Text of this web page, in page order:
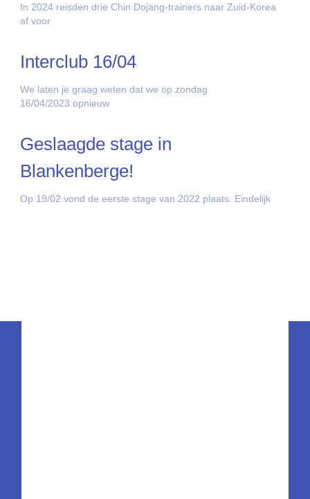
In 2024 reisden drie Chin Dojang-trainers naar Zuid-Korea
af voor
Interclub 16/04
We laten je graag weten dat we op zondag
16/04/2023 opnieuw
Geslaagde stage in
Blankenberge!
Op 19/02 vond de eerste stage van 2022 plaats. Eindelijk